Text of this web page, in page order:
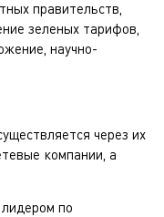
правительств,
зеленых тарифов,
научно-
через их
компании, а
по